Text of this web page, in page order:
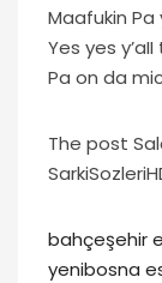
Maafukin Pa
Yes yes
Pa on da
The post
bahçeşehir
yenibosna